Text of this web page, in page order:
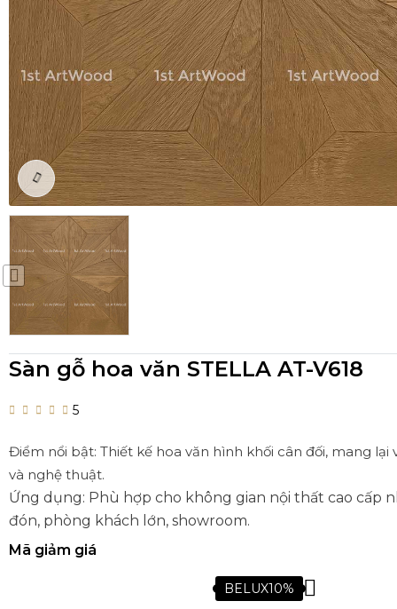
Sàn gỗ hoa văn STELLA AT-V618
5
Điểm nổi bật: Thiết kế hoa văn hình khối cân đối, mang lại
và nghệ thuật.
Ứng dụng: Phù hợp cho không gian nội thất cao cấp
đón, phòng khách lớn, showroom.
Mã giảm giá
BELUX10%